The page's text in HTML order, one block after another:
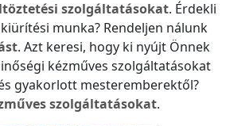
szolgáltatásokat. Érdekli
munka? Rendeljen nálunk
. Azt keresi, hogy ki nyújt Önnek
kézműves szolgáltatásokat
gyakorlott mesteremberektől?
szolgáltatásokat.